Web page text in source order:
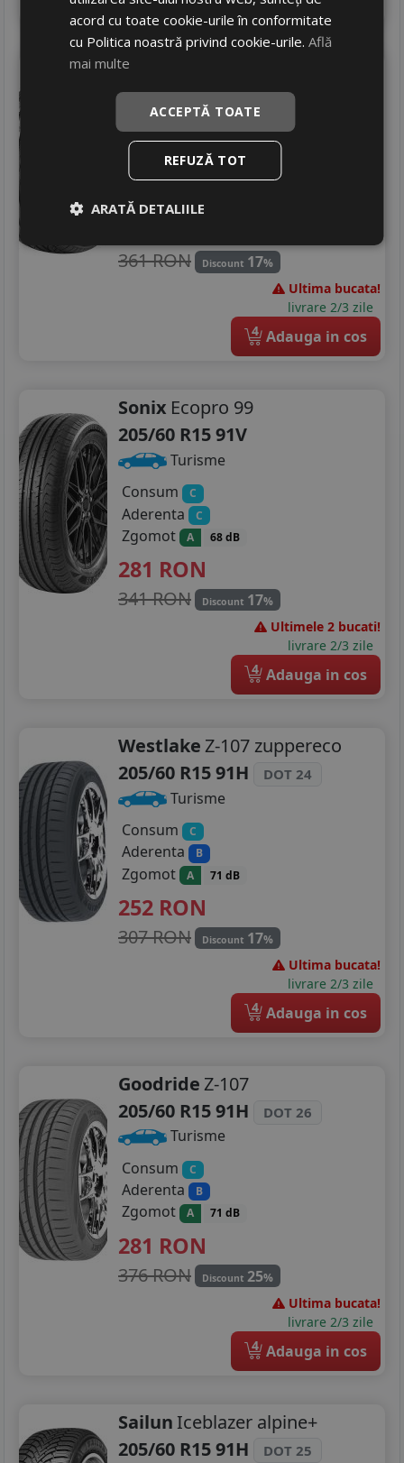
Mazzini
205/60 R15 91V
Turisme
Consum C
Aderenta C
Zgomot
361 RON Discount 17%
Ultima bucata!
livrare 2/3 zile
4 Adauga in cos
Sonix Ecopro 99
205/60 R15 91V
Turisme
Consum
C
Aderenta C
Zgomot A 68 dB
281 RON
341 RON Discount 17%
Ultimele 2 bucati!
livrare 2/3 zile
4 Adauga in cos
WestlakeZ-107 zuppereco
205/60 R15 91H
DOT 24
Turisme
Consum
C
Aderenta B
Zgomot A 71 dB
252 RON
307 RON Discount 17%
Ultima bucata!
livrare 2/3 zile
4 Adauga in cos
GoodrideZ-107
205/60 R15 91H
DOT 26
Turisme
Consum
C
Aderenta B
Zgomot A 71 dB
281 RON
376 RON Discount 25%
Ultima bucata!
livrare 2/3 zile
4 Adauga in cos
Sailun Iceblazer alpine+
205/60 R15 91H
DOT 25
acord cu toate cookie-urile în conformitate
cu Politica noastră privind cookie-urile.Află
mai multe
ACCEPTĂ TOATE
REFUZĂ TOT
ARATĂ DETALIILE